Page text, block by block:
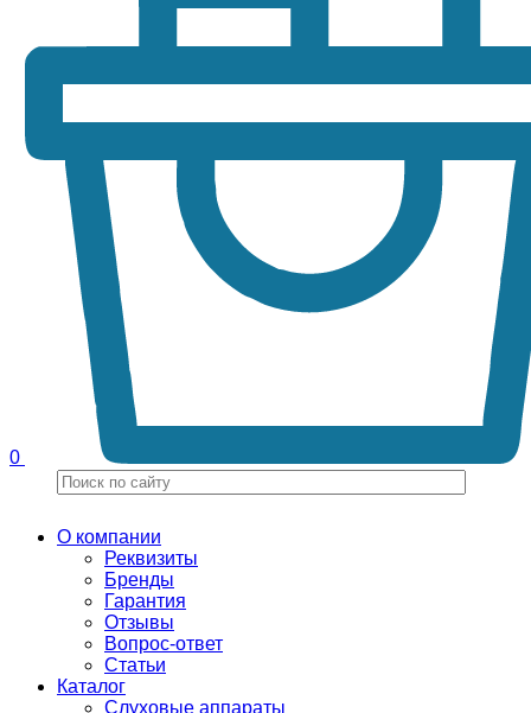
0
О компании
Реквизиты
Бренды
Гарантия
Отзывы
Вопрос-ответ
Статьи
Каталог
Слуховые аппараты